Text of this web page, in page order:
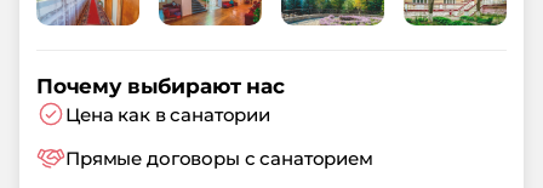
Почему выбирают нас
Цена как в санатории
Прямые договоры с санаторием